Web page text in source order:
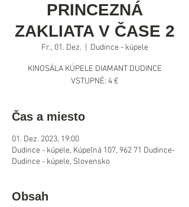
PRINCEZNÁ
ZAKLIATA V ČASE 2
Fr., 01. Dez. Dudince - kúpele
KINOSÁLA KÚPELE DIAMANT DUDINCE
VSTUPNÉ: 4 €
Čas a miesto
01. Dez. 2023, 19:00
Dudince - kúpele, Kúpeľná 107, 962 71 Dudince-
Dudince - kúpele, Slovensko
Obsah